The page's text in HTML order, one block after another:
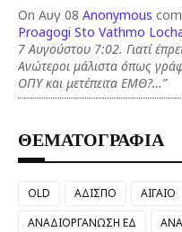
On Αυγ 08 Anonymous
Proagogi Sto Vathmo
7 Αυγούστου 7:02. Γιατί
Ανώτεροι μάλιστα όπως
ΟΠΥ και μετέπειτα ΕΜΘ?…”
ΘΕΜΑΤΟΓΡΑΦΙΑ
OLD ΑΔΙΣΠΟ ΑΙΓΑΙΟ
ΑΝΑΔΙΟΡΓΑΝΩΣΗ ΕΔ